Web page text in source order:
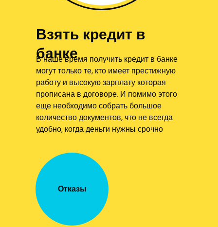
Отказы
В наше время получить кредит в банке
могут только те, кто имеет престижную
работу и высокую зарплату которая
прописана в договоре. И помимо этого
еще необходимо собрать большое
количество документов, что не всегда
удобно, когда деньги нужны срочно
Взять кредит в
банке